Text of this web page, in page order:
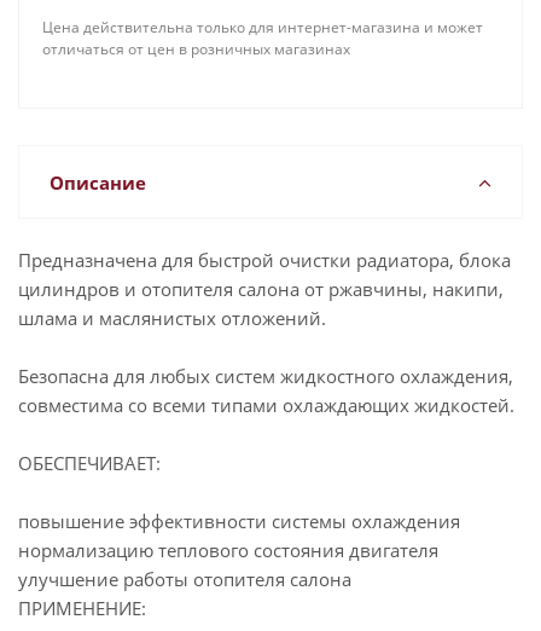
Цена действительна только для интернет-магазина и может
отличаться от цен в розничных магазинах
Описание
Предназначена для быстрой очистки радиатора, блока
цилиндров и отопителя салона от ржавчины, накипи,
шлама и маслянистых отложений.
Безопасна для любых систем жидкостного охлаждения,
совместима со всеми типами охлаждающих жидкостей.
ОБЕСПЕЧИВАЕТ:
повышение эффективности системы охлаждения
нормализацию теплового состояния двигателя
улучшение работы отопителя салона
ПРИМЕНЕНИЕ: